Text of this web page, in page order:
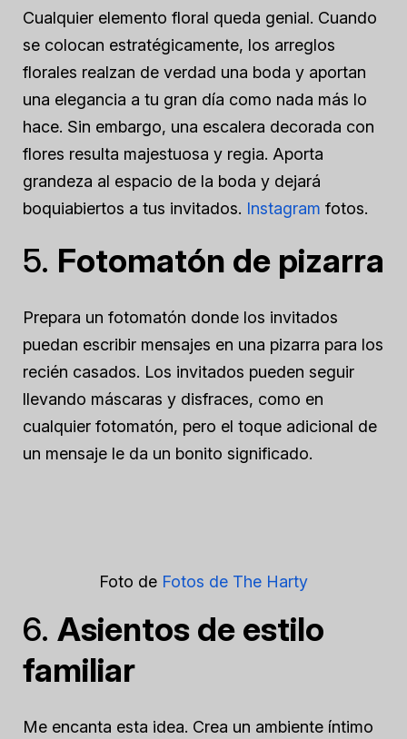
Cualquier elemento floral queda genial. Cuando
se colocan estratégicamente, los arreglos
florales realzan de verdad una boda y aportan
una elegancia a tu gran día como nada más lo
hace. Sin embargo, una escalera decorada con
flores resulta majestuosa y regia. Aporta
grandeza al espacio de la boda y dejará
boquiabiertos a tus invitados. Instagram fotos.
5. Fotomatón de pizarra
Prepara un fotomatón donde los invitados
puedan escribir mensajes en una pizarra para los
recién casados. Los invitados pueden seguir
llevando máscaras y disfraces, como en
cualquier fotomatón, pero el toque adicional de
un mensaje le da un bonito significado.
Foto de Fotos de The Harty
6. Asientos de estilo
familiar
Me encanta esta idea. Crea un ambiente íntimo